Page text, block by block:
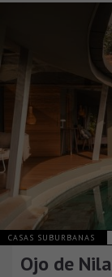
CASAS SUBURBANAS
Ojo de Nila